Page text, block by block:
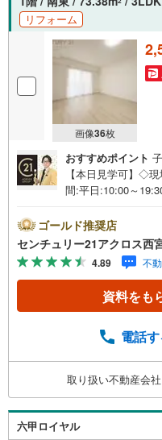
リフォーム
画像36枚
おすすめポイント
【本日見学可】◇
間:平日:10:00～
ノベーションの綺麗
1分の交通便利な立
○センチュリー21ア
リー21グループで
仲介実績） 西宮
神間での購入や売
ますが、お車での
マンションを始め
不動産に掲載しき
お問合せください。
ゴールド推奨店
センチュリー21アクロス西
4.89 不
資料をも
電話
取り扱い不動産会
六甲ロイヤル